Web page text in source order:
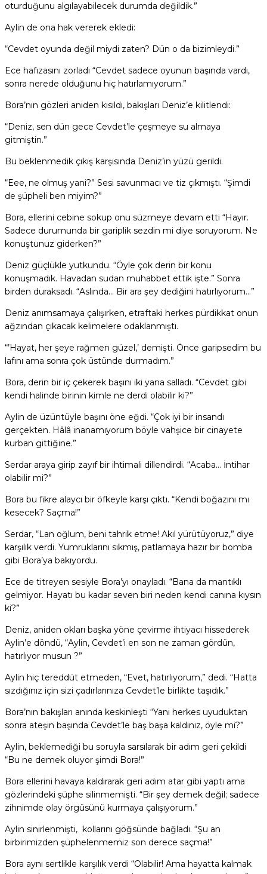
oturduğunu algılayabilecek durumda değildik.”
Aylin de ona hak vererek ekledi:
“Cevdet oyunda değil miydi zaten? Dün o da bizimleydi.”
Ece hafızasını zorladı “Cevdet sadece oyunun başında vardı,
sonra nerede olduğunu hiç hatırlamıyorum.”
Bora’nın gözleri aniden kısıldı, bakışları Deniz’e kilitlendi:
“Deniz, sen dün gece Cevdet’le çeşmeye su almaya
gitmiştin.”
Bu beklenmedik çıkış karşısında Deniz’in yüzü gerildi.
“Eee, ne olmuş yani?” Sesi savunmacı ve tiz çıkmıştı. “Şimdi
de şüpheli ben miyim?”
Bora, ellerini cebine sokup onu süzmeye devam etti “Hayır.
Sadece durumunda bir gariplik sezdin mi diye soruyorum. Ne
konuştunuz giderken?”
Deniz güçlükle yutkundu. “Öyle çok derin bir konu
konuşmadık. Havadan sudan muhabbet ettik işte.” Sonra
birden duraksadı. “Aslında… Bir ara şey dediğini hatırlıyorum…”
Deniz anımsamaya çalışırken, etraftaki herkes pürdikkat onun
ağzından çıkacak kelimelere odaklanmıştı.
“’Hayat, her şeye rağmen güzel,’ demişti. Önce garipsedim bu
lafını ama sonra çok üstünde durmadım.”
Bora, derin bir iç çekerek başını iki yana salladı. “Cevdet gibi
kendi halinde birinin kimle ne derdi olabilir ki?”
Aylin de üzüntüyle başını öne eğdi. “Çok iyi bir insandı
gerçekten. Hâlâ inanamıyorum böyle vahşice bir cinayete
kurban gittiğine.”
Serdar araya girip zayıf bir ihtimali dillendirdi. “Acaba… İntihar
olabilir mi?”
Bora bu fikre alaycı bir öfkeyle karşı çıktı. “Kendi boğazını mı
kesecek? Saçma!”
Serdar, “Lan oğlum, beni tahrik etme! Akıl yürütüyoruz,” diye
karşılık verdi. Yumruklarını sıkmış, patlamaya hazır bir bomba
gibi Bora’ya bakıyordu.
Ece de titreyen sesiyle Bora’yı onayladı. “Bana da mantıklı
gelmiyor. Hayatı bu kadar seven biri neden kendi canına kıysın
ki?”
Deniz, aniden okları başka yöne çevirme ihtiyacı hissederek
Aylin’e döndü, “Aylin, Cevdet’i en son ne zaman gördün,
hatırlıyor musun ?”
Aylin hiç tereddüt etmeden, “Evet, hatırlıyorum,” dedi. “Hatta
sızdığınız için sizi çadırlarınıza Cevdet’le birlikte taşıdık.”
Bora’nın bakışları anında keskinleşti “Yani herkes uyuduktan
sonra ateşin başında Cevdet’le baş başa kaldınız, öyle mi?”
Aylin, beklemediği bu soruyla sarsılarak bir adım geri çekildi
“Bu ne demek oluyor şimdi Bora!”
Bora ellerini havaya kaldırarak geri adım atar gibi yaptı ama
gözlerindeki şüphe silinmemişti. “Bir şey demek değil; sadece
zihnimde olay örgüsünü kurmaya çalışıyorum.”
Aylin sinirlenmişti, kollarını göğsünde bağladı. “Şu an
birbirimizden şüphelenmemiz son derece saçma!”
Bora aynı sertlikle karşılık verdi “Olabilir! Ama hayatta kalmak